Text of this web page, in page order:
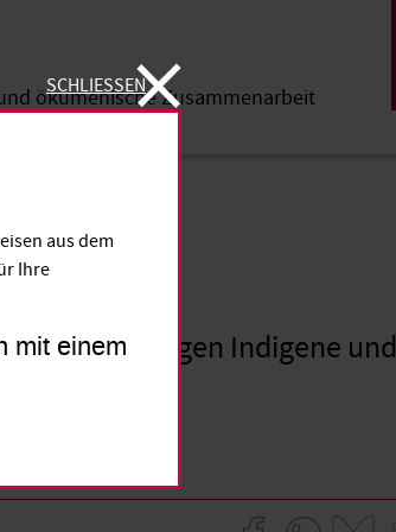
ökumenische Zusammenarbeit
Sprüche gegen Indigene und
SCHLIESSEN
aus dem
Ihre
mit einem